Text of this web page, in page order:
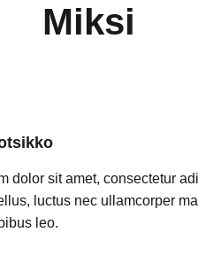
Miksi
dolor sit amet, consectetur
luctus nec ullamcorper
leo.